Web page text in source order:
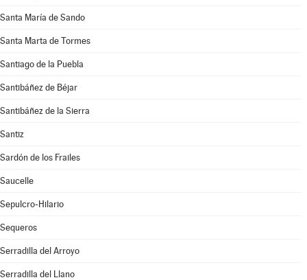
Santa María de Sando
Santa Marta de Tormes
Santiago de la Puebla
Santibáñez de Béjar
Santibáñez de la Sierra
Santiz
Sardón de los Frailes
Saucelle
Sepulcro-Hilario
Sequeros
Serradilla del Arroyo
Serradilla del Llano